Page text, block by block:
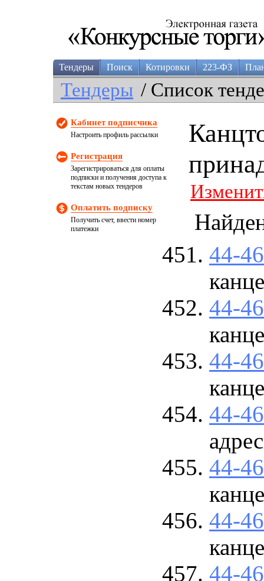
Тендеры Поиск Котировки 223-ФЗ
Тендеры / Список
Кабинет подписчика
Настроить профиль рассылки
Регистрация
Зарегистрироваться для оплаты
подписки и получения доступа к
текстам новых тендеров
Оплатить подписку
Получить счет, ввести номер
платежки
44-
44-
44-
44-
44-
44-
44-